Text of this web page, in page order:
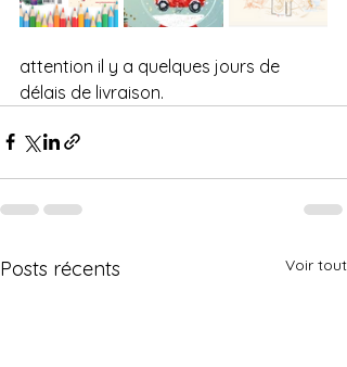
attention il y a quelques jours de
délais de livraison.
Posts récents Voir tout